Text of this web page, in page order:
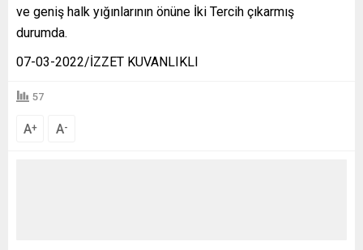
ve geniş halk yığınlarının önüne İki Tercih çıkarmış
durumda.
07-03-2022/İZZET KUVANLIKLI
57
A+ A-